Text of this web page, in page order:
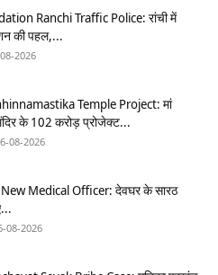
Ranchi Traffic Police: रांची में
की पहल,...
2026
Temple Project: मां
के 102 करोड़ प्रोजेक्ट...
08-2026
Medical Officer: देवघर के सारठ
08-2026